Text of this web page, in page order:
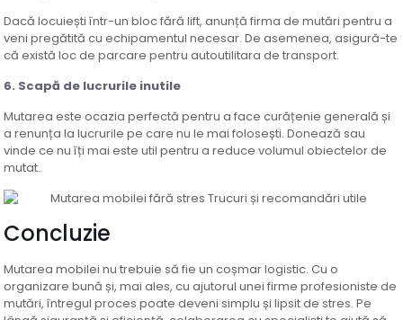
Dacă locuiești într-un bloc fără lift, anunță firma de mutări pentru a
veni pregătită cu echipamentul necesar. De asemenea, asigură-te
că există loc de parcare pentru autoutilitara de transport.
6. Scapă de lucrurile inutile
Mutarea este ocazia perfectă pentru a face curățenie generală și
a renunța la lucrurile pe care nu le mai folosești. Donează sau
vinde ce nu îți mai este util pentru a reduce volumul obiectelor de
mutat.
Concluzie
Mutarea mobilei nu trebuie să fie un coșmar logistic. Cu o
organizare bună și, mai ales, cu ajutorul unei firme profesioniste de
mutări, întregul proces poate deveni simplu și lipsit de stres. Pe